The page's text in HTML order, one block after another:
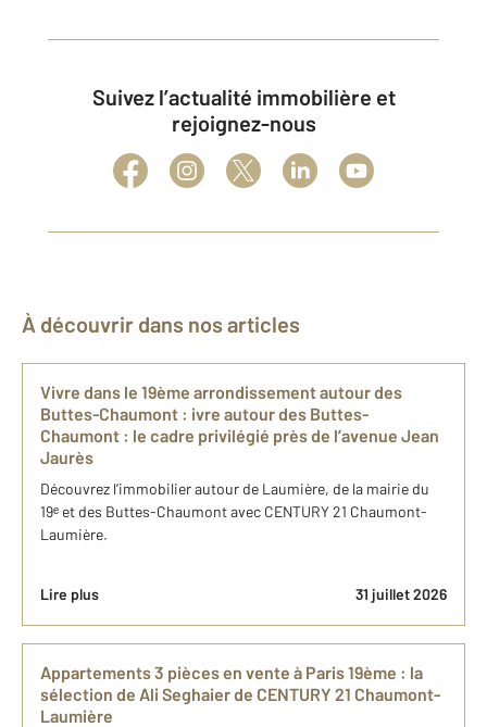
Suivez l’actualité immobilière et
rejoignez-nous
À découvrir dans nos articles
Vivre dans le 19ème arrondissement autour des
Buttes-Chaumont : ivre autour des Buttes-
Chaumont : le cadre privilégié près de l’avenue Jean
Jaurès
Découvrez l’immobilier autour de Laumière, de la mairie du
19ᵉ et des Buttes-Chaumont avec CENTURY 21 Chaumont-
Laumière.
Lire plus 31 juillet 2026
Appartements 3 pièces en vente à Paris 19ème : la
sélection de Ali Seghaier de CENTURY 21 Chaumont-
Laumière